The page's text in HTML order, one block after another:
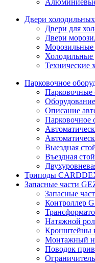
Двери
Двери для
Двери
Морозильные
Холодильные
Технические
Парковочное
Парковочные
Описание
Парковочное
Выездная
Въездная
Триподы
Запасные части
Запасные
Контроллер
Натяжной
Кронштейны
Монтажный
Поводок